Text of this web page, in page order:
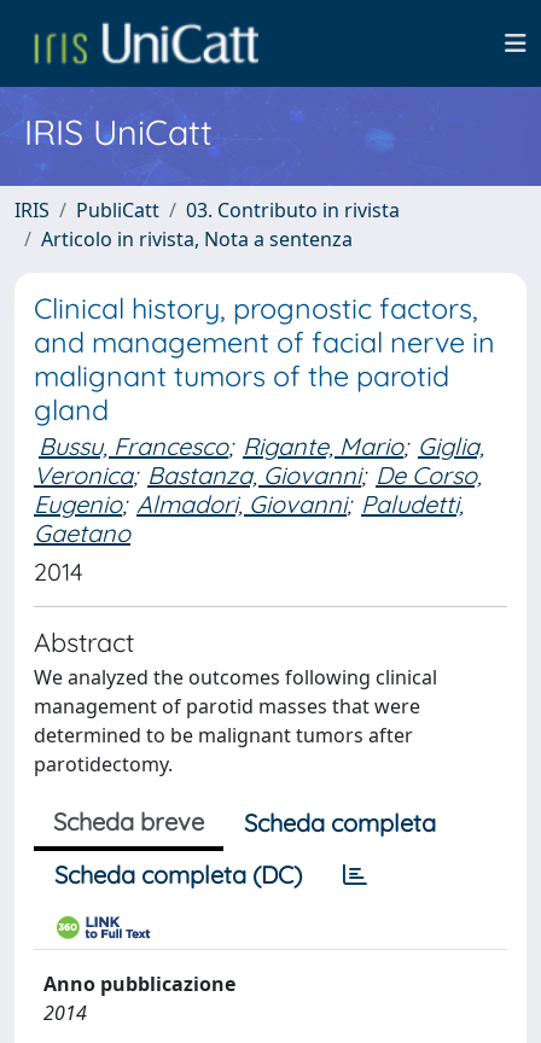
IRIS UniCatt
IRIS PubliCatt
03. Contributo in rivista
Articolo in rivista, Nota a sentenza
Clinical history, prognostic factors,
and management of facial nerve in
malignant tumors of the parotid
gland
Bussu, Francesco; Rigante, Mario; Giglia,
Veronica; Bastanza, Giovanni; De Corso,
Eugenio; Almadori, Giovanni; Paludetti,
Gaetano
2014
Abstract
We analyzed the outcomes following clinical
management of parotid masses that were
determined to be malignant tumors after
parotidectomy.
Scheda breve
Scheda completa
Scheda completa (DC)
Anno pubblicazione
2014